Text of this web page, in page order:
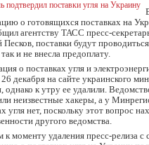
о готовящихся поставках на
агентству ТАСС пресс-
поставки будут
и не внесла предоплату.
о поставках угля и
декабря на сайте украинского
однако к утру ее удалили.
неизвестные хакеры, а у
угля нет, поскольку этот вопрос
другого ведомства.
к моменту удаления пресс-релиза с